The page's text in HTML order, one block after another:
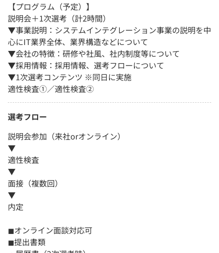
【プログラム（予定）】
説明会＋1次選考（計2時間）
▼事業説明：システムインテグレーション事業の説明を中
心にIT業界全体、業界構造などについて
▼会社の特徴：研修や社風、社内制度等について
▼採用情報：採用情報、選考フローについて
▼1次選考コンテンツ ※同日に実施
適性検査①／適性検査②
選考フロー
説明会参加（来社orオンライン）
▼
適性検査
▼
面接（複数回）
▼
内定
◼︎オンライン面談対応可
◼︎提出書類